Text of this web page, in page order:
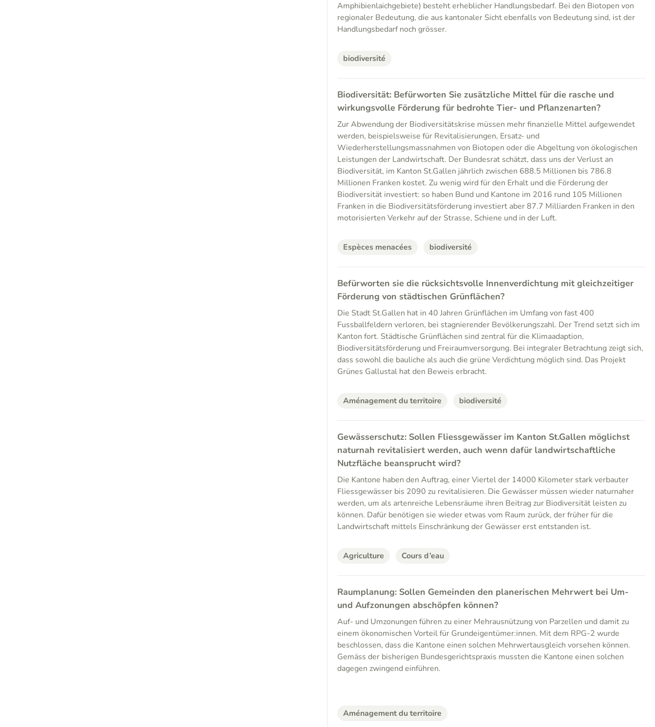
Amphibienlaichgebiete) besteht erheblicher Handlungsbedarf. Bei den Biotopen von
regionaler Bedeutung, die aus kantonaler Sicht ebenfalls von Bedeutung sind, ist der
Handlungsbedarf noch grösser.
biodiversité
Biodiversität: Befürworten Sie zusätzliche Mittel für die rasche und
wirkungsvolle Förderung für bedrohte Tier- und Pflanzenarten?
Zur Abwendung der Biodiversitätskrise müssen mehr finanzielle Mittel aufgewendet
werden, beispielsweise für Revitalisierungen, Ersatz- und
Wiederherstellungsmassnahmen von Biotopen oder die Abgeltung von ökologischen
Leistungen der Landwirtschaft. Der Bundesrat schätzt, dass uns der Verlust an
Biodiversität, im Kanton St.Gallen jährlich zwischen 688.5 Millionen bis 786.8
Millionen Franken kostet. Zu wenig wird für den Erhalt und die Förderung der
Biodiversität investiert: so haben Bund und Kantone im 2016 rund 105 Millionen
Franken in die Biodiversitätsförderung investiert aber 87.7 Milliarden Franken in den
motorisierten Verkehr auf der Strasse, Schiene und in der Luft.
Espèces menacées biodiversité
Befürworten sie die rücksichtsvolle Innenverdichtung mit gleichzeitiger
Förderung von städtischen Grünflächen?
Die Stadt St.Gallen hat in 40 Jahren Grünflächen im Umfang von fast 400
Fussballfeldern verloren, bei stagnierender Bevölkerungszahl. Der Trend setzt sich im
Kanton fort. Städtische Grünflächen sind zentral für die Klimaadaption,
Biodiversitätsförderung und Freiraumversorgung. Bei integraler Betrachtung zeigt sich,
dass sowohl die bauliche als auch die grüne Verdichtung möglich sind. Das Projekt
Grünes Gallustal hat den Beweis erbracht.
Aménagement du territoire biodiversité
Gewässerschutz: Sollen Fliessgewässer im Kanton St.Gallen möglichst
naturnah revitalisiert werden, auch wenn dafür landwirtschaftliche
Nutzfläche beansprucht wird?
Die Kantone haben den Auftrag, einer Viertel der 14000 Kilometer stark verbauter
Fliessgewässer bis 2090 zu revitalisieren. Die Gewässer müssen wieder naturnaher
werden, um als artenreiche Lebensräume ihren Beitrag zur Biodiversität leisten zu
können. Dafür benötigen sie wieder etwas vom Raum zurück, der früher für die
Landwirtschaft mittels Einschränkung der Gewässer erst entstanden ist.
Agriculture Cours d’eau
Raumplanung: Sollen Gemeinden den planerischen Mehrwert bei Um-
und Aufzonungen abschöpfen können?
Auf- und Umzonungen führen zu einer Mehrausnützung von Parzellen und damit zu
einem ökonomischen Vorteil für Grundeigentümer:innen. Mit dem RPG-2 wurde
beschlossen, dass die Kantone einen solchen Mehrwertausgleich vorsehen können.
Gemäss der bisherigen Bundesgerichtspraxis mussten die Kantone einen solchen
dagegen zwingend einführen.
Aménagement du territoire